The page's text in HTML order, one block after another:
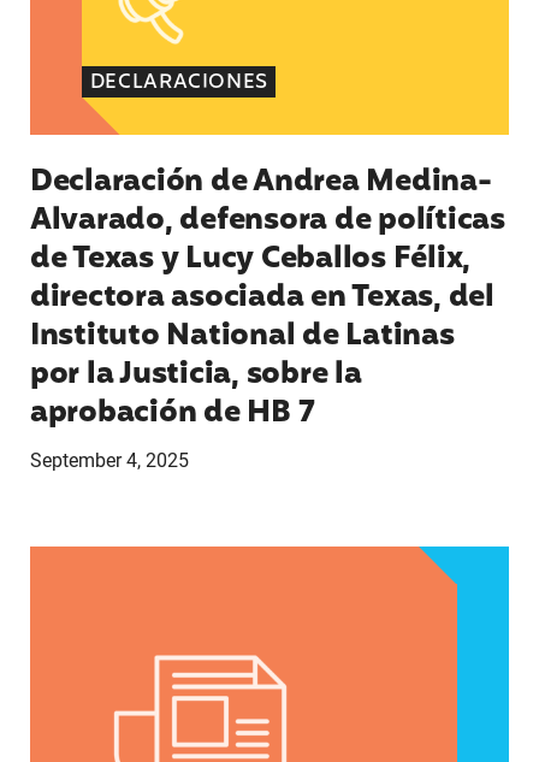
DECLARACIONES
Declaración de Andrea Medina-
Alvarado, defensora de políticas
de Texas y Lucy Ceballos Félix,
directora asociada en Texas, del
Instituto National de Latinas
por la Justicia, sobre la
aprobación de HB 7
September 4, 2025
Declaración de Lupe M. Rodríguez, directora